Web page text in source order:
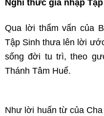
Nghi thức gia nhập
Qua lời thẩm vấn của
Tập Sinh thưa lên lời
sống đời tu trì, theo
Thánh Tâm Huế.
Như lời huấn từ của